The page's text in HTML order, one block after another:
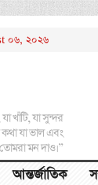
06, 2026
খাঁটি, যা সুন্দর
যা ভাল এবং
মন দাও।”
আন্তর্জাতিক